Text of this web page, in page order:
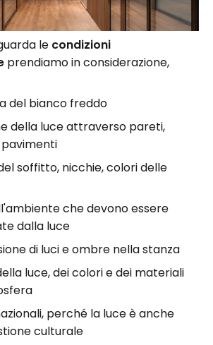
le condizioni
prendiamo in considerazione,
del bianco freddo
della luce attraverso pareti,
soffitto, nicchie, colori delle
che devono essere
dalla luce
di luci e ombre nella stanza
luce, dei colori e dei materiali
perché la luce è anche
culturale